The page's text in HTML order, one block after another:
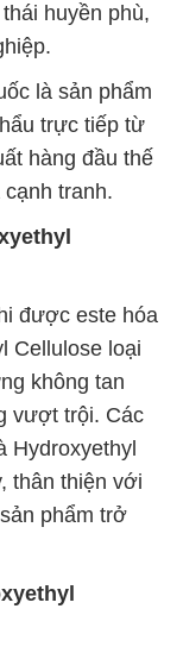
huyền phù,
là sản phẩm
trực tiếp từ
hàng đầu thế
tranh.
được este hóa
Cellulose loại
không tan
vượt trội. Các
Hydroxyethyl
thân thiện với
phẩm trở